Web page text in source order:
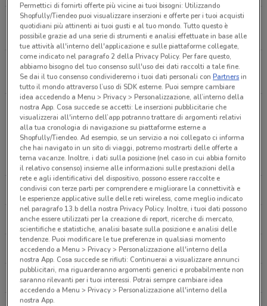
Piazza Guglielmo Marconi 12 Frascati
85 m
Piazza Guglielmo Marconi, 12 Frascati
90 m
PIAZZA MARCONI 12 Frascati
93 m
P.za Monte Grappa, 7 Frascati
104 m
P.Za Monte Grappa, 7
0.10398206882564057
Via Vittorio Veneto 1 Frascati
105 m
Via Lunati, 2 Frascati
107 m
Altre catene a Frascati
MEDIAWORLD EURONICS
CARREFOUR IPERMERCATI TRONY
UNIEURO COOP
CONAD LIDL
ESSELUNGA EUROSPIN
Permettici di fornirti offerte più vicine ai tuoi bisogni: Utilizzando
Shopfully/Tiendeo puoi visualizzare inserzioni e offerte per i tuoi acquisti
quotidiani più attinenti ai tuoi gusti e al tuo mondo. Tutto questo è
possibile grazie ad una serie di strumenti e analisi effettuate in base alle
tue attività all'interno dell'applicazione e sulle piattaforme collegate,
come indicato nel paragrafo 2 della Privacy Policy. Per fare questo,
abbiamo bisogno del tuo consenso sull'uso dei dati raccolti a tale fine.
Se dai il tuo consenso condivideremo i tuoi dati personali conPartnersin
tutto il mondo attraverso l’uso di SDK esterne. Puoi sempre cambiare
idea accedendo a Menu > Privacy > Personalizzazione, all’interno della
nostra App. Cosa succede se accetti: Le inserzioni pubblicitarie che
visualizzerai all'interno dell’app potranno trattare di argomenti relativi
alla tua cronologia di navigazione su piattaforme esterne a
Shopfully/Tiendeo. Ad esempio, se un servizio a noi collegato ci informa
che hai navigato in un sito di viaggi, potremo mostrarti delle offerte a
tema vacanze. Inoltre, i dati sulla posizione (nel caso in cui abbia fornito
il relativo consenso) insieme alle informazioni sulle prestazioni della
rete e agli identificativi del dispositivo, possono essere raccolte e
condivisi con terze parti per comprendere e migliorare la connettività e
le esperienze applicative sulle delle reti wireless, come meglio indicato
nel paragrafo 13.b della nostra Privacy Policy. Inoltre, i tuoi dati possono
anche essere utilizzati per la creazione di report, ricerche di mercato,
scientifiche e statistiche, analisi basate sulla posizione e analisi delle
tendenze. Puoi modificare le tue preferenze in qualsiasi momento
accedendo a Menu > Privacy > Personalizzazione all'interno della
nostra App. Cosa succede se rifiuti: Continuerai a visualizzare annunci
pubblicitari, ma riguarderanno argomenti generici e probabilmente non
saranno rilevanti per i tuoi interessi. Potrai sempre cambiare idea
accedendo a Menu > Privacy > Personalizzazione all'interno della
nostra App.